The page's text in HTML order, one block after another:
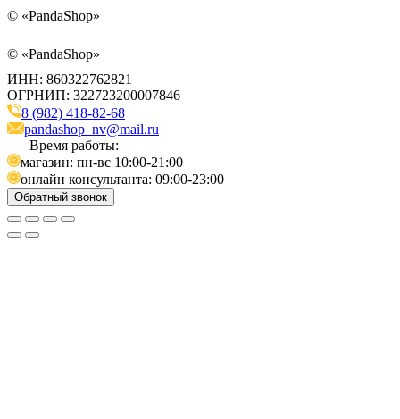
© «PandaShop»
© «PandaShop»
ИНН: 860322762821
ОГРНИП: 322723200007846
8 (982) 418-82-68
pandashop_nv@mail.ru
Время работы:
магазин: пн-вс 10:00-21:00
онлайн консультанта: 09:00-23:00
Обратный звонок